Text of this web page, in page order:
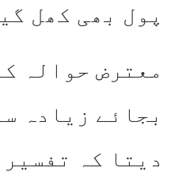
پول بھی کھل
معترض حوالہ
بجائے زیادہ
دیتا کہ